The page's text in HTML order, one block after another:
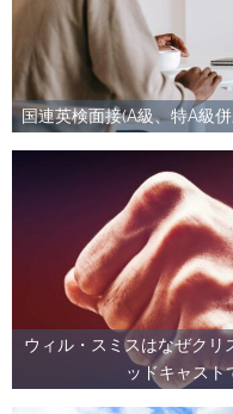
国連英検面接(A級、特A級
ウィル・スミスはなぜクリ
ッドキャスト